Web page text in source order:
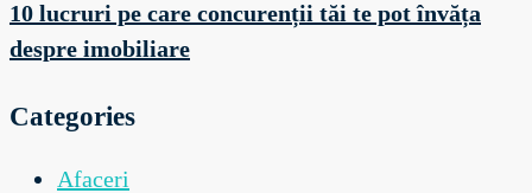
10 lucruri pe care concurenții tăi te pot învăța
despre imobiliare
Categories
Afaceri